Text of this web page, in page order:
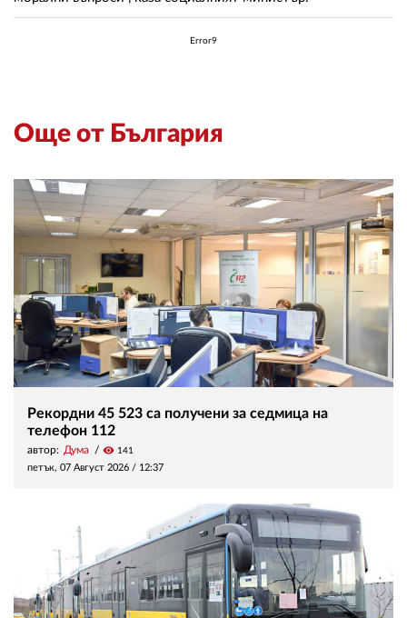
Error9
Още от България
Рекордни 45 523 са получени за седмица на
телефон 112
автор: Дума visibility 141
петък, 07 Август 2026 / 12:37